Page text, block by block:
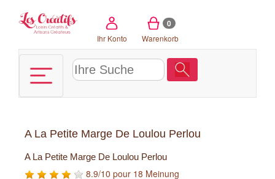
Ihr Konto
0
Warenkorb
A La Petite Marge De Loulou Perlou
A La Petite Marge De Loulou Perlou
8.9/10 pour 18 Meinung